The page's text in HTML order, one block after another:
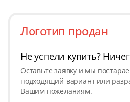
Логотип продан
Не успели купить?
Оставьте заявку и мы
подходящий вариант или
Вашим пожеланиям.